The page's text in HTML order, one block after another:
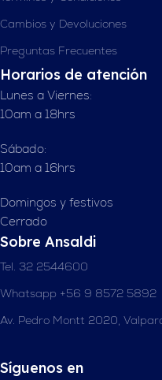
Cambios y Devoluciones
Preguntas Frecuentes
Horarios de atención
Lunes a Viernes:
10am a 18hrs
Sábado:
10am a 16hrs
Domingos y festivos
Cerrado
Sobre Ansaldi
Tel. 32 2544600
Whatsapp +56 9 8572 5892
Av. Pedro Montt 2020,
Síguenos en